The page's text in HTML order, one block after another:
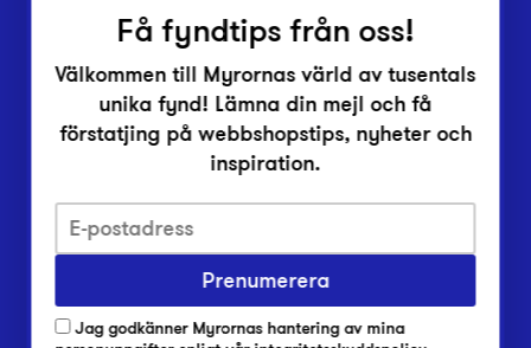
Integritetsskyddspolicy
Har du frågor om onlineköp, leverans eller retur?
Har du frågor om vår verksamhet?
Få fyndtips från oss!
Välkommen till Myrornas värld av tusentals
unika fynd! Lämna din mejl och få
förstatjing på webbshopstips, nyheter och
inspiration.
Prenumerera
Jag godkänner Myrornas hantering av mina